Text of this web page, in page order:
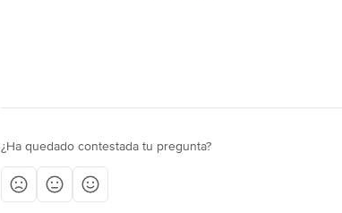
¿Ha quedado contestada tu pregunta?